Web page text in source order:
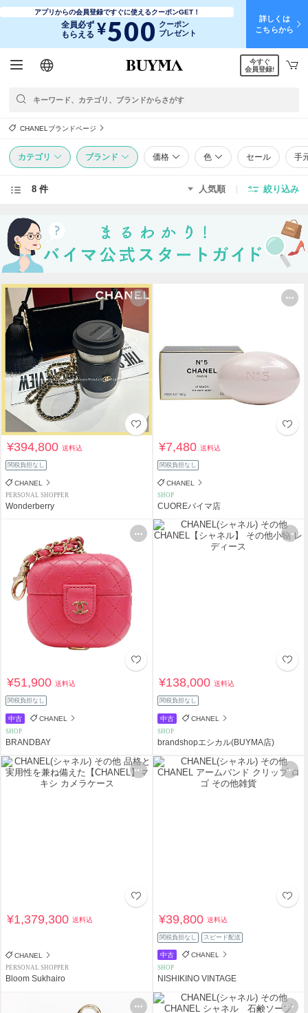
アプリからの会員登録ですぐに使えるクーポンGET！
全員必ず
もらえる ¥500 クーポン
プレゼント
詳しくは
こちらから
日本語
English
简体中文
繁體中文
今すぐ
会員登録!
CHANELブランドページ
カテゴリ ブランド 価格 色 セール 手
8 件 人気順 絞り込み
¥394,800送料込
関税負担なし
CHANEL
PERSONAL SHOPPER
Wonderberry
¥7,480送料込
関税負担なし
CHANEL
SHOP
CUOREバイマ店
¥51,900送料込
関税負担なし
中古 CHANEL
SHOP
BRANDBAY
¥138,000送料込
関税負担なし
中古 CHANEL
SHOP
brandshopエシカル(BUYMA店)
¥1,379,300送料込
CHANEL
PERSONAL SHOPPER
Bloom Sukhairo
¥39,800送料込
関税負担なし スピード配送
中古 CHANEL
SHOP
NISHIKINO VINTAGE